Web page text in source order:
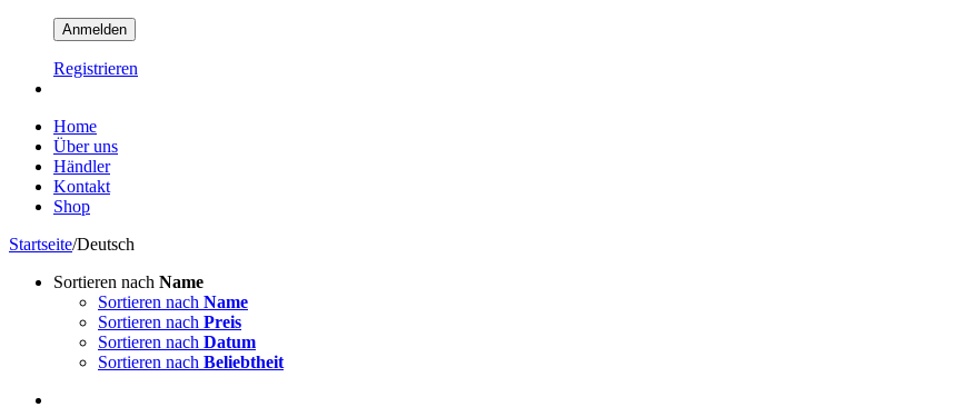
Registrieren
Home
Über uns
Händler
Kontakt
Shop
Startseite/Deutsch
Sortieren nach Name
Sortieren nach Name
Sortieren nach Preis
Sortieren nach Datum
Sortieren nach Beliebtheit